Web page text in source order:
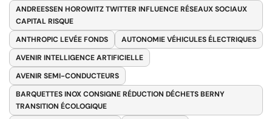
ANDREESSEN HOROWITZ TWITTER INFLUENCE RÉSEAUX SOCIAUX
CAPITAL RISQUE
ANTHROPIC LEVÉE FONDS
AUTONOMIE VÉHICULES ÉLECTRIQUES
AVENIR INTELLIGENCE ARTIFICIELLE
AVENIR SEMI-CONDUCTEURS
BARQUETTES INOX CONSIGNE RÉDUCTION DÉCHETS BERNY
TRANSITION ÉCOLOGIQUE